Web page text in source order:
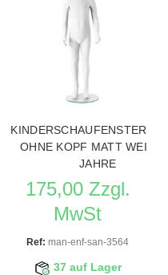
OHNE KOPF MATT WEIß
JAHRE
175,00 Zzgl.
MwSt
Ref: man-enf-san-3564
37 auf Lager